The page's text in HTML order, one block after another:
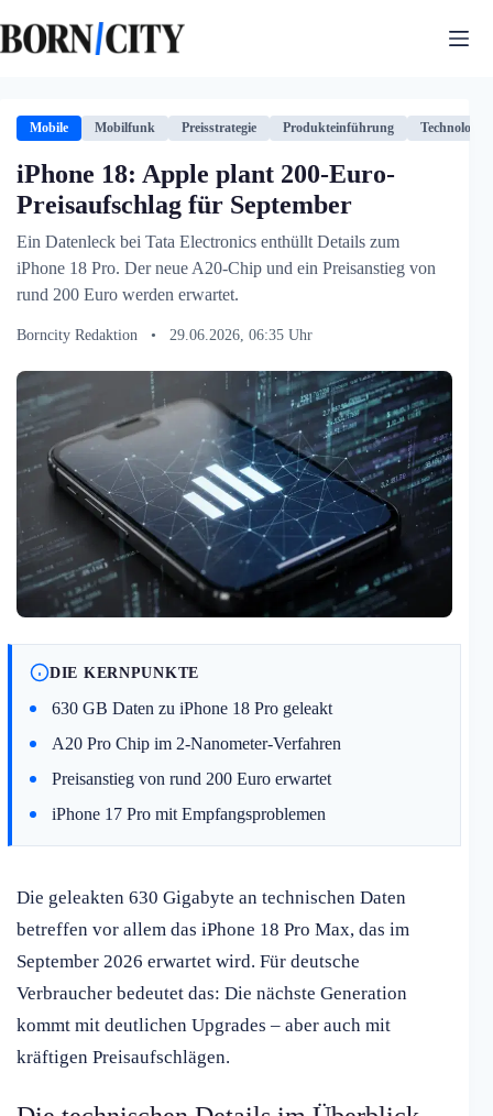
Inhalt
springen
Mobile Mobilfunk Preisstrategie Produkteinführung Technologie
iPhone 18: Apple plant 200-Euro-
Preisaufschlag für September
Ein Datenleck bei Tata Electronics enthüllt Details zum
iPhone 18 Pro. Der neue A20-Chip und ein Preisanstieg von
rund 200 Euro werden erwartet.
Borncity Redaktion • 29.06.2026, 06:35 Uhr
DIE KERNPUNKTE
630 GB Daten zu iPhone 18 Pro geleakt
A20 Pro Chip im 2-Nanometer-Verfahren
Preisanstieg von rund 200 Euro erwartet
iPhone 17 Pro mit Empfangsproblemen
Die geleakten 630 Gigabyte an technischen Daten
betreffen vor allem das iPhone 18 Pro Max, das im
September 2026 erwartet wird. Für deutsche
Verbraucher bedeutet das: Die nächste Generation
kommt mit deutlichen Upgrades – aber auch mit
kräftigen Preisaufschlägen.